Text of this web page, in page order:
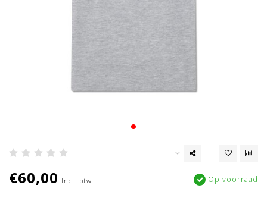
€60,00 Incl. btw Op voorraad